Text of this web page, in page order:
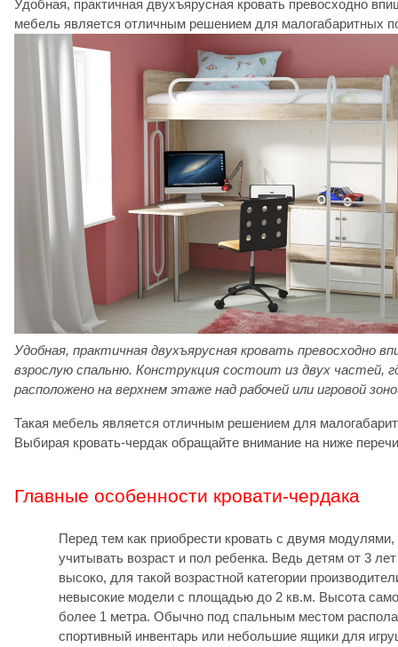
Удобная, практичная двухъярусная кровать превосходно
мебель является отличным решением для малогабаритных
Удобная, практичная двухъярусная кровать превосходно
взрослую спальню. Конструкция состоит из двух частей,
расположено на верхнем этаже над рабочей или игровой
Такая мебель является отличным решением для
Выбирая кровать-чердак обращайте внимание на ниже
Главные особенности кровати-чердака
Перед тем как приобрести кровать с двумя
учитывать возраст и пол ребенка. Ведь детям от 3
высоко, для такой возрастной категории
невысокие модели с площадью до 2 кв.м. Высота
более 1 метра. Обычно под спальным местом
спортивный инвентарь или небольшие ящики для